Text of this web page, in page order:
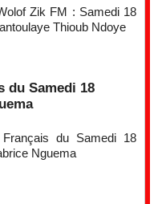
Zik FM : Samedi 18
Thioub Ndoye
du Samedi 18
du Samedi 18
Nguema